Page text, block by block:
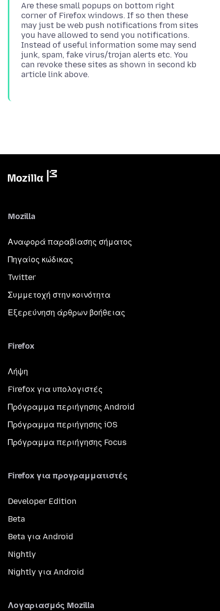
Are these small popups on bottom right
corner of Firefox windows. If so then these
may just be web push notifications from sites
you have allowed to send you notifications.
Instead of useful information some may send
junk, spam, fake virus/trojan alerts etc. You
can revoke these sites as shown in second kb
Mozilla
Αναφορά παραβίασης σήματος
Πηγαίος κώδικας
Twitter
Συμμετοχή στην κοινότητα
Εξερεύνηση άρθρων βοήθειας
Firefox
Λήψη
Firefox για υπολογιστές
Πρόγραμμα περιήγησης Android
Πρόγραμμα περιήγησης iOS
Πρόγραμμα περιήγησης Focus
Firefox για προγραμματιστές
Developer Edition
Beta
Beta για Android
Nightly
Nightly για Android
Λογαριασμός Mozilla